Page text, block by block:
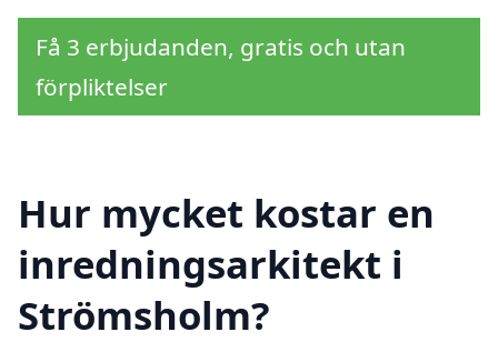
Få 3 erbjudanden, gratis och utan
förpliktelser
Hur mycket kostar en
inredningsarkitekt i
Strömsholm?